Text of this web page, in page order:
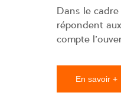
Dans le
répondent
compte
En savoir +